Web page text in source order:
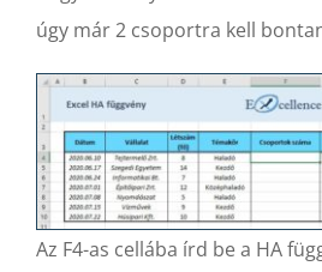
úgy már 2 csoportra kell
Az F4-as cellába írd be a HA